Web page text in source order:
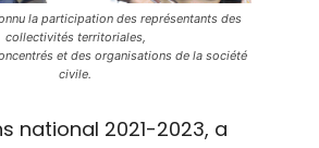
la participation des représentants des
collectivités territoriales,
et des organisations de la société
civile.
national 2021-2023, a